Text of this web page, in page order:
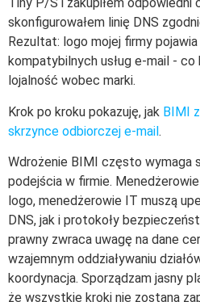
Tiny P/S i zakupiłem
skonfigurowałem linię DNS
Rezultat: logo mojej firmy
kompatybilnych usług e-mail -
lojalność wobec marki.
Krok po kroku pokazuję, jak BIMI
skrzynce odbiorczej e-mail.
Wdrożenie BIMI często wymaga
podejścia w firmie.
logo, menedżerowie IT muszą
DNS, jak i protokoły
prawny zwraca uwagę na dane
wzajemnym oddziaływaniu
koordynacja. Sporządzam jasny
że wszystkie kroki nie zostaną